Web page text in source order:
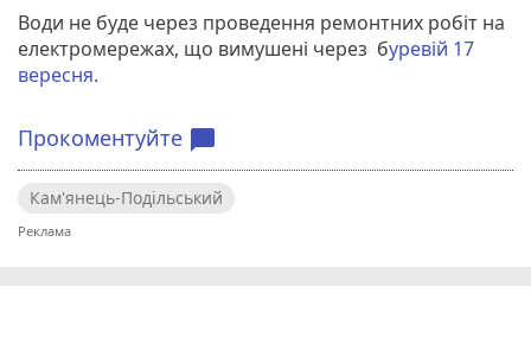
Води не буде через проведення ремонтних робіт на
електромережах, що вимушені через буревій 17
вересня.
Прокоментуйте chat_bubble
Кам'янець-Подільський